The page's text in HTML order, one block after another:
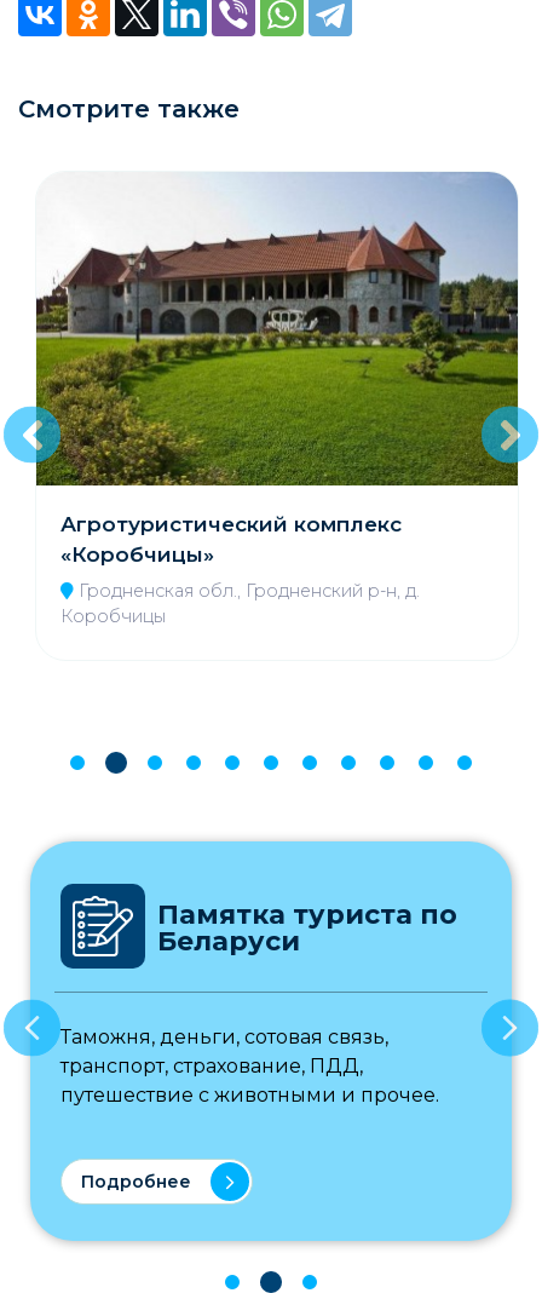
Смотрите также
Агротуристический комплекс
«Коробчицы»
Гродненская обл., Гродненский р-н, д.
Коробчицы
Памятка туриста по
Беларуси
Таможня, деньги, сотовая связь,
транспорт, страхование, ПДД,
путешествие с животными и прочее.
Подробнее